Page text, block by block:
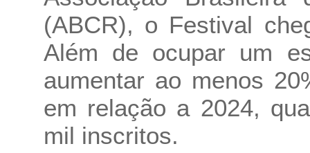
(ABCR), o Festival
Além de ocupar um
aumentar ao menos
em relação a 2024,
mil inscritos.